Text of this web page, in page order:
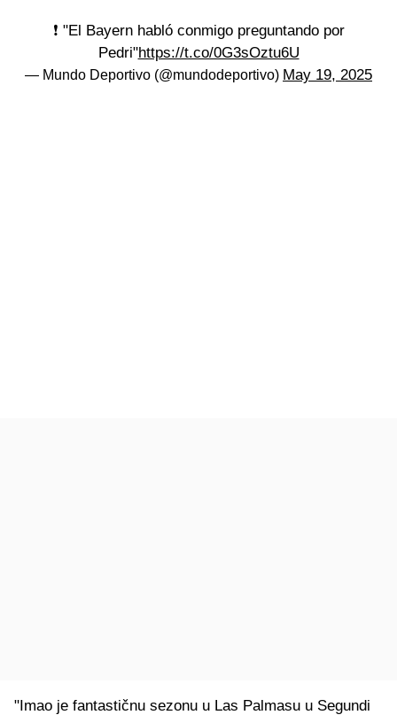
❗️ "El Bayern habló conmigo preguntando por
Pedri"https://t.co/0G3sOztu6U
— Mundo Deportivo (@mundodeportivo) May 19, 2025
"Imao je fantastičnu sezonu u Las Palmasu u Segundi